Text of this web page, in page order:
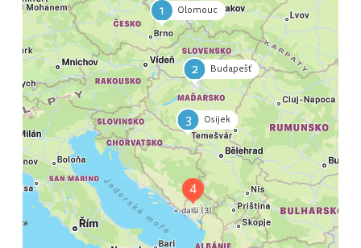
1 Olomouc
2 Budapešť
3 Osijek
4 Sarajevo
5 Foča
6 Podgorica
7 Ulcinj